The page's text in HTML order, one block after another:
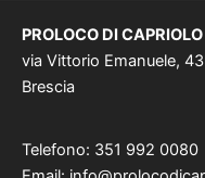
PROLOCO DI
via Vittorio Emanuele,
Brescia
Telefono: 351 992 0080